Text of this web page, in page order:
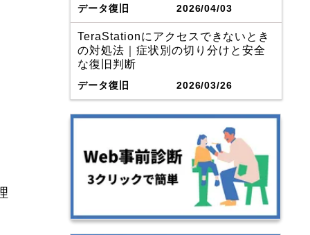
データ復旧 2026/04/03
TeraStationにアクセスできないとき
の対処法｜症状別の切り分けと安全
な復旧判断
データ復旧 2026/03/26